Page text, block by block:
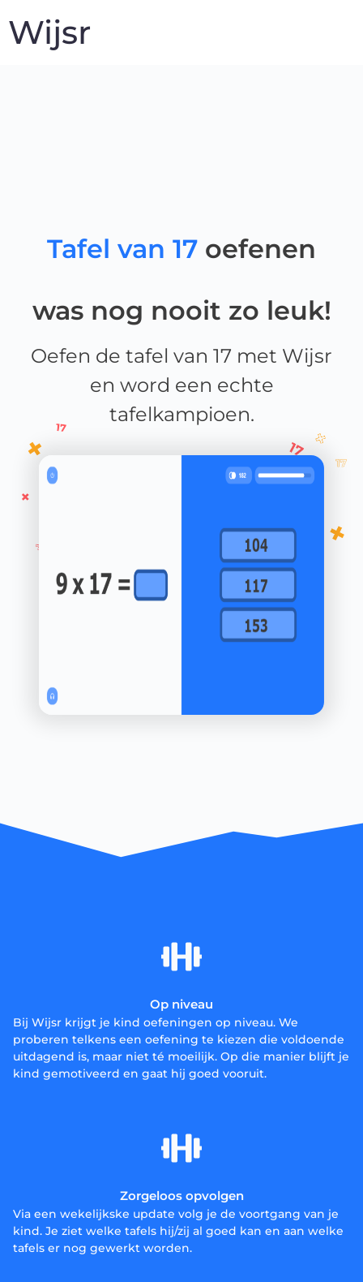
Wijsr
Tafel van 17 oefenen
was nog nooit zo leuk!
Oefen de tafel van 17 met Wijsr
en word een echte
tafelkampioen.
Op niveau
Bij Wijsr krijgt je kind oefeningen op niveau. We
proberen telkens een oefening te kiezen die voldoende
uitdagend is, maar niet té moeilijk. Op die manier blijft je
kind gemotiveerd en gaat hij goed vooruit.
Zorgeloos opvolgen
Via een wekelijkske update volg je de voortgang van je
kind. Je ziet welke tafels hij/zij al goed kan en aan welke
tafels er nog gewerkt worden.